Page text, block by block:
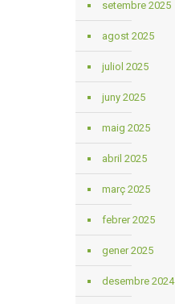
setembre 2025
agost 2025
juliol 2025
juny 2025
maig 2025
abril 2025
març 2025
febrer 2025
gener 2025
desembre 2024